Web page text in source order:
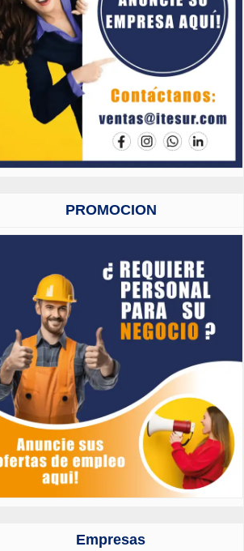
PROMOCION
Empresas